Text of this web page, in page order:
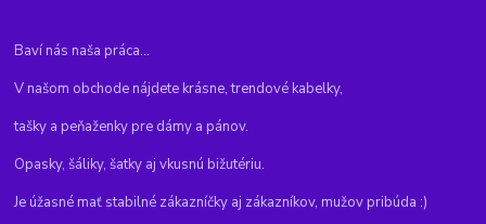
Baví nás naša práca...
V našom obchode nájdete krásne, trendové kabelky,
tašky a peňaženky pre dámy a pánov.
Opasky, šáliky, šatky aj vkusnú bižutériu.
Je úžasné mať stabilné zákazníčky aj zákazníkov, mužov pribúda :)